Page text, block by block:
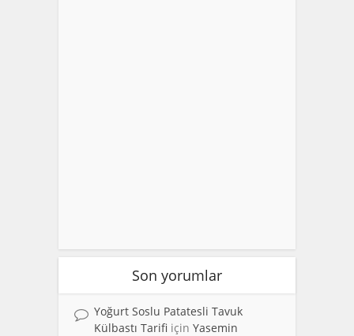
Son yorumlar
Yoğurt Soslu Patatesli Tavuk
Külbastı Tarifi için Yasemin